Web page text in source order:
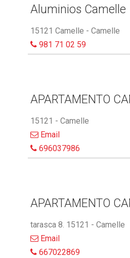
Aluminios Camelle
15121 Camelle - Camelle
981 71 02 59
APARTAMENTO
15121 - Camelle
Email
696037986
APARTAMENTO
tarasca 8. 15121 - Camelle
Email
667022869